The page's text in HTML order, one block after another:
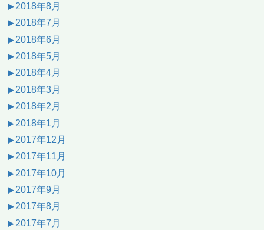
2018年8月
2018年7月
2018年6月
2018年5月
2018年4月
2018年3月
2018年2月
2018年1月
2017年12月
2017年11月
2017年10月
2017年9月
2017年8月
2017年7月